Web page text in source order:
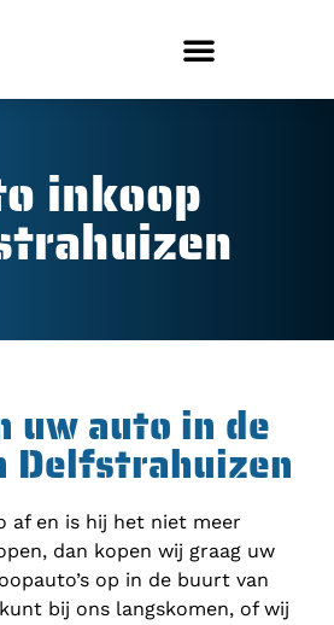
inkoop
uw auto in de
Delfstrahuizen
af en is hij het niet meer
dan kopen wij graag uw
op in de buurt van
bij ons langskomen, of wij